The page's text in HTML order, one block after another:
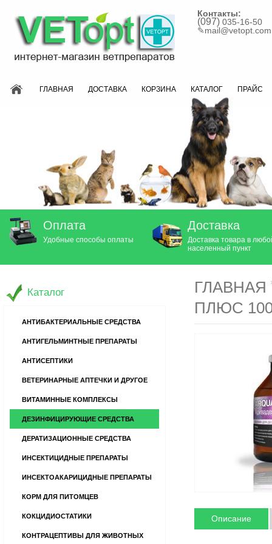
Контакты:
(097) 035-16-50
✎mail@vetopt.com
ГЛАВНАЯ ДОСТАВКА КОРЗИНА КАТАЛОГ ПРАЙС
Оплата
Удобные способы оплаты
Доставка
Доставка товара в
населенный пункт
ГЛАВНАЯ
ПЛЮС
Описание
Каталог
АНТИБАКТЕРИАЛЬНЫЕ СРЕДСТВА
АНТИГЕЛЬМИНТНЫЕ ПРЕПАРАТЫ
АНТИСЕПТИКИ
ВЕТЕРИНАРНЫЕ АПТЕЧКИ И ДРУГОЕ
ВИТАМИННЫЕ КОМПЛЕКСЫ
ДЕЗИНФИЦИРУЮЩИЕ СРЕДСТВА
ДЕРАТИЗАЦИОННЫЕ СРЕДСТВА
ИНСЕКТИЦИДНЫЕ ПРЕПАРАТЫ
ИНСЕКТОАКАРИЦИДНЫЕ ПРЕПАРАТЫ
КОРМ ДЛЯ ПИТОМЦЕВ
КОКЦИДИОСТАТИКИ
КОНТРАЦЕПТИВЫ ДЛЯ ЖИВОТНЫХ